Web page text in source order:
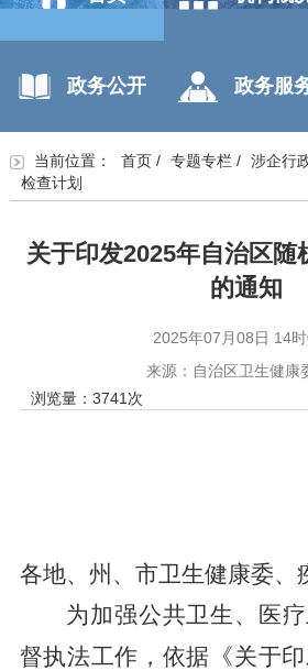
政务公开 政务服
当前位置： 首页/ 专题专栏/ 涉企行
检查计划
关于印发2025年自治区随
的通知
2025年07月08日 14
来源：自治区卫生健康
浏览量： 3741 次
各地、州、市卫生健康委、
为加强公共卫生、医
督执法工作，依据《关于